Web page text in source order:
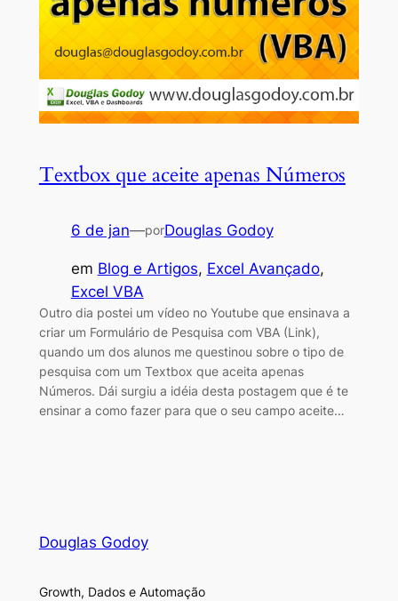
Textbox que aceite apenas Números
6 de jan—porDouglas Godoy
em Blog e Artigos, Excel Avançado
Excel VBA
Outro dia postei um vídeo no Youtube que ensinava a
criar um Formulário de Pesquisa com VBA (Link),
quando um dos alunos me questinou sobre o tipo de
pesquisa com um Textbox que aceita apenas
Números. Dái surgiu a idéia desta postagem que é te
ensinar a como fazer para que o seu campo aceite…
Douglas Godoy
Growth, Dados e Automação